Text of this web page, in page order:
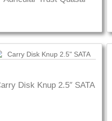
Disk Knup 2.5″ SATA